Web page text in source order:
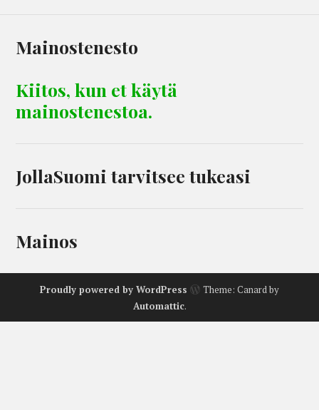
Mainostenesto
Kiitos, kun et käytä
mainostenestoa.
JollaSuomi tarvitsee tukeasi
Mainos
Proudly powered by WordPress
Theme: Canard by
Automattic.